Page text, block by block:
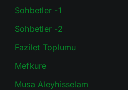
Sohbetler -1
Sohbetler -2
Fazilet Toplumu
Mefkure
Musa Aleyhisselam